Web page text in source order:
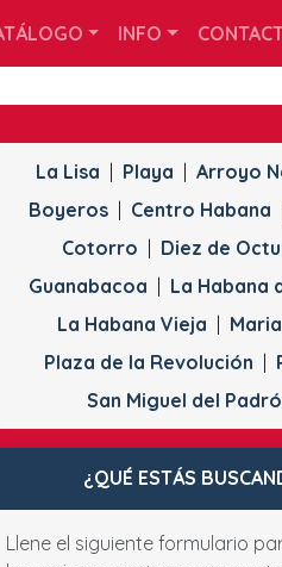
INFO
La Lisa Playa
Arroyo
Boyeros
Centro Habana
Cotorro
Diez de
Guanabacoa
La Habana
La Habana Vieja
Plaza de la Revolución
San Miguel del
¿QUÉ ESTÁS
Llene el siguiente formulario